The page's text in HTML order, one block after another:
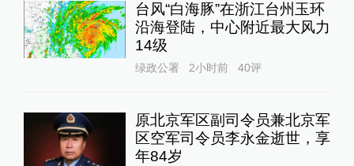
台风“白海豚”在浙江台州玉环
沿海登陆，中心附近最大风力
14级
绿政公署 2小时前 40评
原北京军区副司令员兼北京军
区空军司令员李永金逝世，享
年84岁